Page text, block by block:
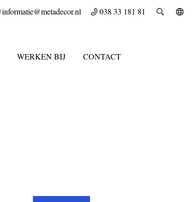
informatie@metadecor.nl 038 33 181 81
WERKEN BIJ CONTACT